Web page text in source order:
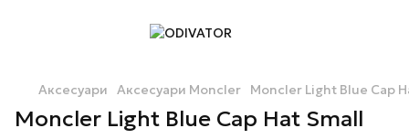
Аксесуари Аксесуари Moncler Moncler Light Blue Cap
Moncler Light Blue Cap Hat Small